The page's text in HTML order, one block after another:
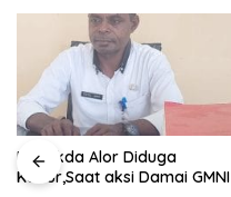
Pj, Sekda Alor Diduga
Kabur,Saat aksi Damai GMNI